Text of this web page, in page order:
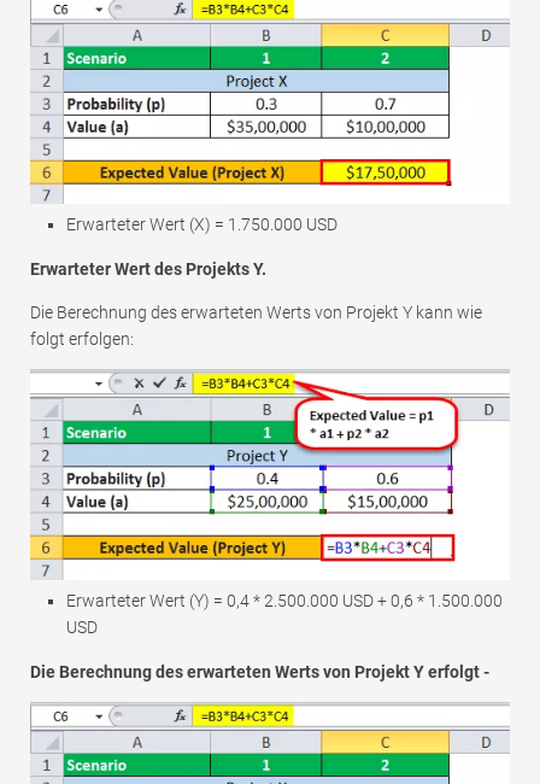
Erwarteter Wert (X) = 1.750.000 USD
Erwarteter Wert des Projekts Y.
Die Berechnung des erwarteten Werts von Projekt Y kann wie
folgt erfolgen:
Erwarteter Wert (Y) = 0,4 * 2.500.000 USD + 0,6 * 1.500.000
USD
Die Berechnung des erwarteten Werts von Projekt Y erfolgt -